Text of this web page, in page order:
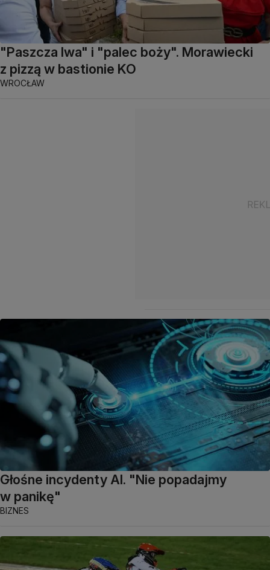
"Paszcza lwa" i "palec boży". Morawiecki
z pizzą w bastionie KO
WROCŁAW
Głośne incydenty AI. "Nie popadajmy
w panikę"
BIZNES